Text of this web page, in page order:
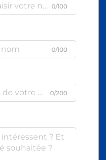
0/100
0/100
0/200